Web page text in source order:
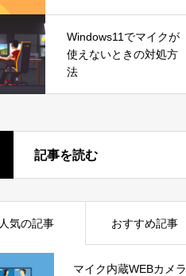
Windows11でマイクが
使えないときの対処方
法
記事を読む
人気の記事 おすすめ記事
マイク内蔵WEBカメラ